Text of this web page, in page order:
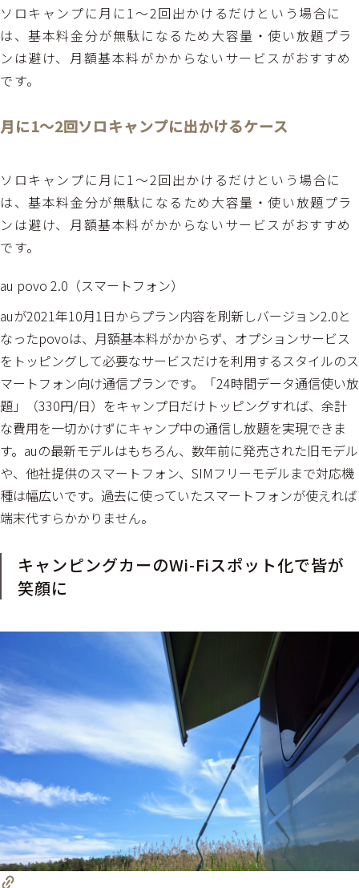
ソロキャンプに月に1～2回出かけるだけという場合に
は、基本料金分が無駄になるため大容量・使い放題プラ
ンは避け、月額基本料がかからないサービスがおすすめ
です。
月に1～2回ソロキャンプに出かけるケース
ソロキャンプに月に1～2回出かけるだけという場合に
は、基本料金分が無駄になるため大容量・使い放題プラ
ンは避け、月額基本料がかからないサービスがおすすめ
です。
au povo 2.0（スマートフォン）
auが2021年10月1日からプラン内容を刷新しバージョン2.0と
なったpovoは、月額基本料がかからず、オプションサービス
をトッピングして必要なサービスだけを利用するスタイルのス
マートフォン向け通信プランです。「24時間データ通信使い放
題」（330円/日）をキャンプ日だけトッピングすれば、余計
な費用を一切かけずにキャンプ中の通信し放題を実現できま
す。auの最新モデルはもちろん、数年前に発売された旧モデル
や、他社提供のスマートフォン、SIMフリーモデルまで対応機
種は幅広いです。過去に使っていたスマートフォンが使えれば
端末代すらかかりません。
キャンピングカーのWi-Fiスポット化で皆が
笑顔に